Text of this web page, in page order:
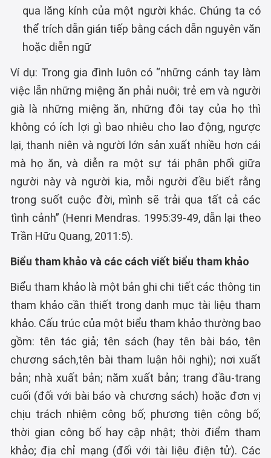
qua lăng kính của một người khác. Chúng ta có
thể trích dẫn gián tiếp bằng cách dẫn nguyên văn
hoặc diễn ngữ
Ví dụ: Trong gia đình luôn có “những cánh tay làm
việc lẫn những miệng ăn phải nuôi; trẻ em và người
già là những miệng ăn, những đôi tay của họ thì
không có ích lợi gì bao nhiêu cho lao động, ngược
lại, thanh niên và người lớn sản xuất nhiều hơn cái
mà họ ăn, và diễn ra một sự tái phân phối giữa
người này và người kia, mỗi người đều biết rằng
trong suốt cuộc đời, mình sẽ trải qua tất cả các
tình cảnh” (Henri Mendras. 1995:39-49, dẫn lại theo
Trần Hữu Quang, 2011:5).
Biểu tham khảo và các cách viết biểu tham khảo
Biểu tham khảo là một bản ghi chi tiết các thông tin
tham khảo cần thiết trong danh mục tài liệu tham
khảo. Cấu trúc của một biểu tham khảo thường bao
gồm: tên tác giả; tên sách (hay tên bài báo, tên
chương sách,tên bài tham luận hôi nghị); nơi xuất
bản; nhà xuất bản; năm xuất bản; trang đầu-trang
cuối (đối với bài báo và chương sách) hoặc đơn vị
chịu trách nhiệm công bố; phương tiện công bố;
thời gian công bố hay cập nhật; thời điểm tham
khảo; địa chỉ mạng (đối với tài liệu điện tử). Các